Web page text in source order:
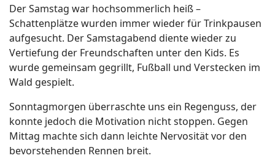
Der Samstag war hochsommerlich heiß –
Schattenplätze wurden immer wieder für Trinkpausen
aufgesucht. Der Samstagabend diente wieder zu
Vertiefung der Freundschaften unter den Kids. Es
wurde gemeinsam gegrillt, Fußball und Verstecken im
Wald gespielt.
Sonntagmorgen überraschte uns ein Regenguss, der
konnte jedoch die Motivation nicht stoppen. Gegen
Mittag machte sich dann leichte Nervosität vor den
bevorstehenden Rennen breit.